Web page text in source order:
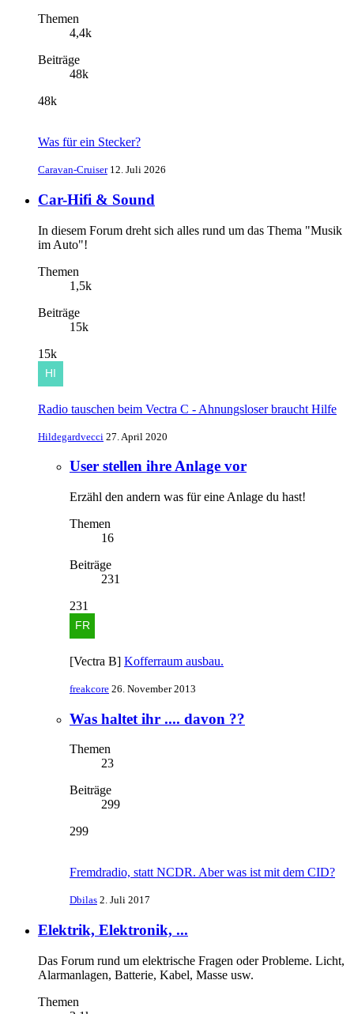
Themen
4,4k
Beiträge
48k
48k
Was für ein Stecker?
Caravan-Cruiser 12. Juli 2026
Car-Hifi & Sound
In diesem Forum dreht sich alles rund um das Thema "Musik
im Auto"!
Themen
1,5k
Beiträge
15k
15k
Radio tauschen beim Vectra C - Ahnungsloser braucht Hilfe
Hildegardvecci 27. April 2020
User stellen ihre Anlage vor
Erzähl den andern was für eine Anlage du hast!
Themen
16
Beiträge
231
231
[Vectra B] Kofferraum ausbau.
freakcore 26. November 2013
Was haltet ihr .... davon ??
Themen
23
Beiträge
299
299
Fremdradio, statt NCDR. Aber was ist mit dem CID?
Dbilas 2. Juli 2017
Elektrik, Elektronik, ...
Das Forum rund um elektrische Fragen oder Probleme. Licht,
Alarmanlagen, Batterie, Kabel, Masse usw.
Themen